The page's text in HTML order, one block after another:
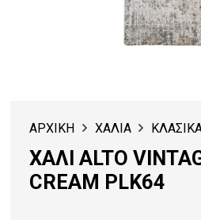
ΑΡΧΙΚΗ ΧΑΛΙΑ
ΧΑΛΙ ALTO
CREAM PLK64